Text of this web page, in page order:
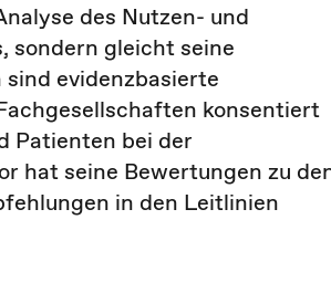
des Nutzen- und
sondern gleicht seine
evidenzbasierte
konsentiert
Patienten bei der
hat seine Bewertungen zu
in den Leitlinien